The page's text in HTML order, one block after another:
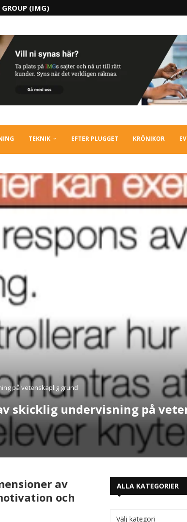
(IMG)
TEKNIK EFTER PLUGGET KRÖNIKOR
på vetenskaplig grund
skicklig undervisning på
av
och
ALLA KATEGORIER